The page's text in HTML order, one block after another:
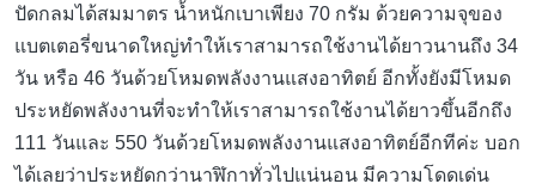
ปัดกลมได้สมมาตร น้ำหนักเบาเพียง 70 กรัม ด้วยความจุของ
แบตเตอรี่ขนาดใหญ่ทำให้เราสามารถใช้งานได้ยาวนานถึง 34
วัน หรือ 46 วันด้วยโหมดพลังงานแสงอาทิตย์ อีกทั้งยังมีโหมด
ประหยัดพลังงานที่จะทำให้เราสามารถใช้งานได้ยาวขึ้นอีกถึง
111 วันและ 550 วันด้วยโหมดพลังงานแสงอาทิตย์อีกทีค่ะ บอก
ได้เลยว่าประหยัดกว่านาฬิกาทั่วไปแน่นอน มีความโดดเด่น